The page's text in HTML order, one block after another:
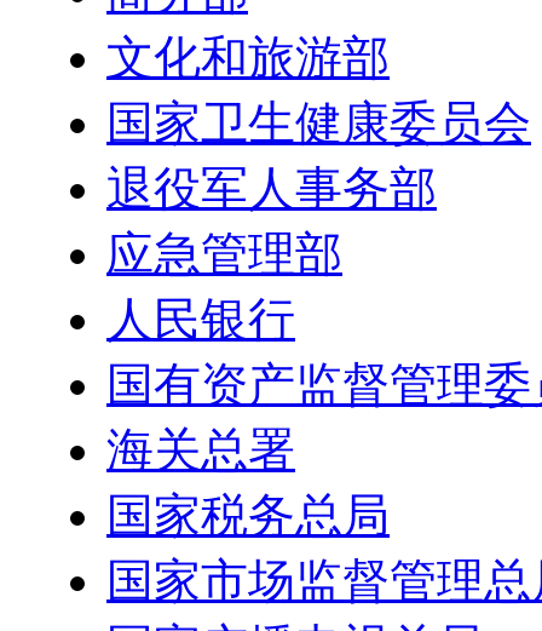
文化和旅游部
国家卫生健康委员会
退役军人事务部
应急管理部
人民银行
国有资产监督管理
海关总署
国家税务总局
国家市场监督管理